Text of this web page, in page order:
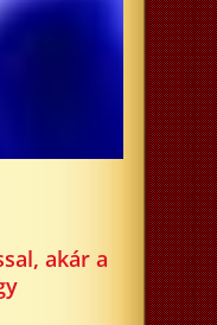
akár a